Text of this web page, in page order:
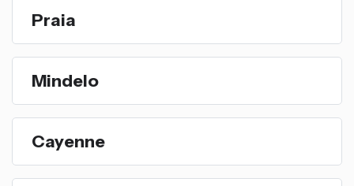
Praia
Mindelo
Cayenne